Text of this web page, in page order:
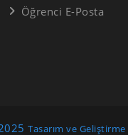
Öğrenci E-Posta
Tasarım ve Geliştirme